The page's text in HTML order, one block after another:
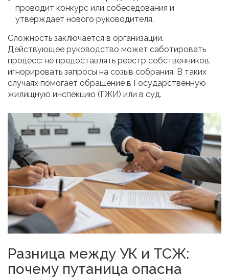
проводит конкурс или собеседования и
утверждает нового руководителя.
Сложность заключается в организации.
Действующее руководство может саботировать
процесс: не предоставлять реестр собственников,
игнорировать запросы на созыв собрания. В таких
случаях помогает обращение в Государственную
жилищную инспекцию (ГЖИ) или в суд.
Разница между УК и ТСЖ:
почему путаница опасна